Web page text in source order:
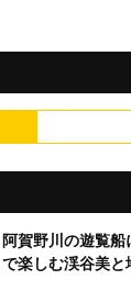
阿賀野川の遊覧
楽しむ渓谷美と